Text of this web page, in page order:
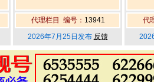
代理栏目 编号： 13941
2026年7月25日发布 反馈
代